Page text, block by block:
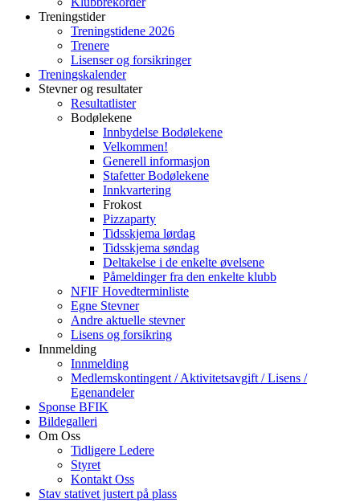
Treningstider
Treningstidene 2026
Trenere
Lisenser og forsikringer
Treningskalender
Stevner og resultater
Resultatlister
Bodølekene
Innbydelse Bodølekene
Velkommen!
Generell informasjon
Stafetter Bodølekene
Innkvartering
Frokost
Pizzaparty
Tidsskjema lørdag
Tidsskjema søndag
Deltakelse i de enkelte øvelsene
Påmeldinger fra den enkelte klubb
NFIF Hovedterminliste
Egne Stevner
Andre aktuelle stevner
Lisens og forsikring
Innmelding
Innmelding
Medlemskontingent / Aktivitetsavgift / Lisens /
Egenandeler
Sponse BFIK
Bildegalleri
Om Oss
Tidligere Ledere
Styret
Kontakt Oss
Stav stativet justert på plass